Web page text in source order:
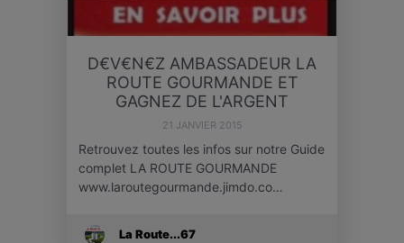
D€V€N€Z AMBASSADEUR LA
ROUTE GOURMANDE ET
GAGNEZ DE L'ARGENT
21 JANVIER 2015
Retrouvez toutes les infos sur notre Guide
complet LA ROUTE GOURMANDE
www.laroutegourmande.jimdo.co…
La Route...67